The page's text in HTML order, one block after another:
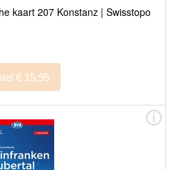
kaart 207 Konstanz | Swisstopo
Bestel € 15,95